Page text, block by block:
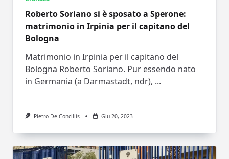
Roberto Soriano si è sposato a Sperone:
matrimonio in Irpinia per il capitano del
Bologna
Matrimonio in Irpinia per il capitano del
Bologna Roberto Soriano. Pur essendo nato
in Germania (a Darmastadt, ndr), ...
Pietro De Conciliis Giu 20, 2023